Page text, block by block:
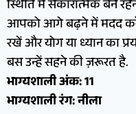
स्थिति में सकारात्मक बने
आपको आगे बढ़ने में मदद
रखें और योग या ध्यान का
बस उन्हें सहने की ज़रूरत है.
भाग्यशाली अंक: 11
भाग्यशाली रंग: नीला